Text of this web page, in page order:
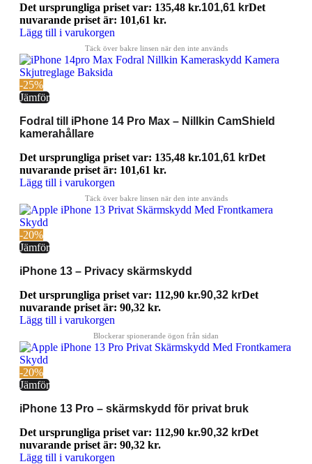
Det ursprungliga priset var: 135,48 kr.101,61 krDet
nuvarande priset är: 101,61 kr.
Lägg till i varukorgen
-25%
Jämför
Fodral till iPhone 14 Pro Max – Nillkin CamShield
kamerahållare
Det ursprungliga priset var: 135,48 kr.101,61 krDet
nuvarande priset är: 101,61 kr.
Lägg till i varukorgen
-20%
Jämför
iPhone 13 – Privacy skärmskydd
Det ursprungliga priset var: 112,90 kr.90,32 krDet
nuvarande priset är: 90,32 kr.
Lägg till i varukorgen
-20%
Jämför
iPhone 13 Pro – skärmskydd för privat bruk
Det ursprungliga priset var: 112,90 kr.90,32 krDet
nuvarande priset är: 90,32 kr.
Lägg till i varukorgen